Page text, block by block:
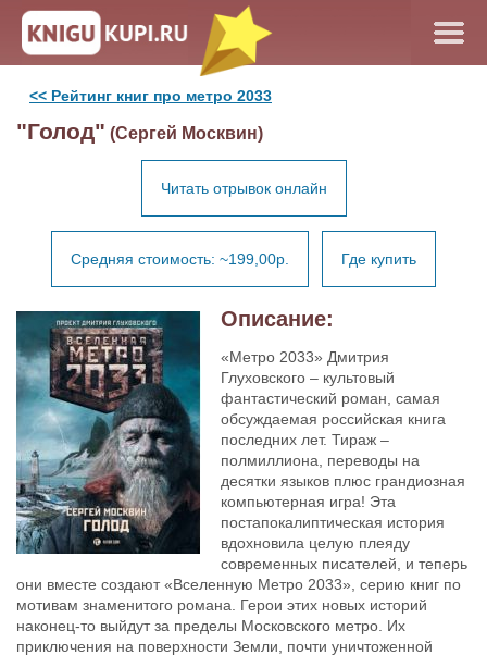
<< Рейтинг книг про метро 2033
"Голод" (Сергей Москвин)
Читать отрывок онлайн
Средняя стоимость: ~199,00р. Где купить
Описание:
«Метро 2033» Дмитрия
Глуховского – культовый
фантастический роман, самая
обсуждаемая российская книга
последних лет. Тираж –
полмиллиона, переводы на
десятки языков плюс грандиозная
компьютерная игра! Эта
постапокалиптическая история
вдохновила целую плеяду
современных писателей, и теперь
они вместе создают «Вселенную Метро 2033», серию книг по
мотивам знаменитого романа. Герои этих новых историй
наконец-то выйдут за пределы Московского метро. Их
приключения на поверхности Земли, почти уничтоженной